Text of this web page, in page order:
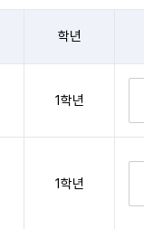
학년
1학년
1학년